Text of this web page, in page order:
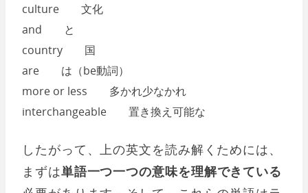
culture 文化
and と
country 国
are は（be動詞）
more or less 多かれ少なかれ
interchangeable 置き換え可能な
したがって、上の英文を読み解くためには、
まずは単語一つ一つの意味を理解できている